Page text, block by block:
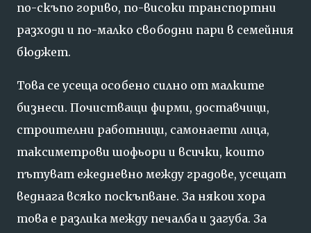
по-скъпо гориво, по-високи транспортни
разходи и по-малко свободни пари в семейния
бюджет.
Това се усеща особено силно от малките
бизнеси. Почистващи фирми, доставчици,
строителни работници, самонаети лица,
таксиметрови шофьори и всички, които
пътуват ежедневно между градове, усещат
веднага всяко поскъпване. За някои хора
това е разлика между печалба и загуба. За